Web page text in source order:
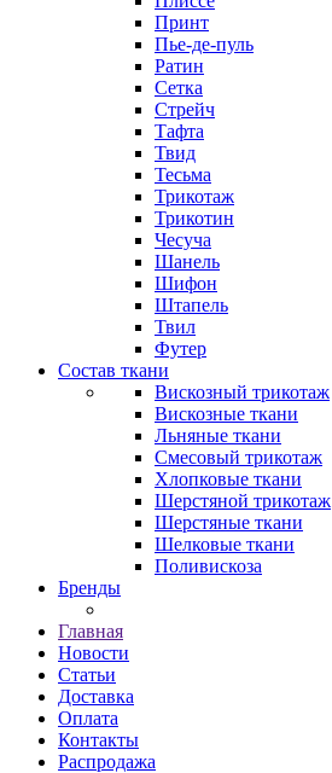
Принт
Пье-де-пуль
Ратин
Сетка
Стрейч
Тафта
Твид
Тесьма
Трикотаж
Трикотин
Чесуча
Шанель
Шифон
Штапель
Твил
Футер
Состав ткани
Вискозный трикотаж
Вискозные ткани
Льняные ткани
Смесовый трикотаж
Хлопковые ткани
Шерстяной трикотаж
Шерстяные ткани
Шелковые ткани
Поливискоза
Бренды
Главная
Новости
Статьи
Доставка
Оплата
Контакты
Распродажа